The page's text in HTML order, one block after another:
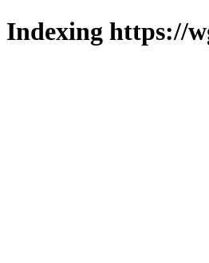
Indexing https://